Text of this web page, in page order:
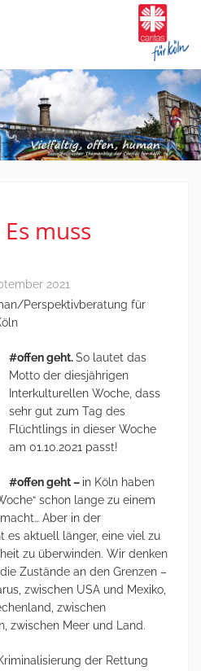
muss
2021
Perspektivberatung für
#offen geht.So lautet das
Motto der diesjährigen
Interkulturellen Woche, dass
sehr gut zum Tag des
Flüchtlings in dieser Woche
am 01.10.2021 passt!
#offen geht – in Köln haben
schon lange zu einem
Aber in der
es aktuell länger, eine viel zu
zu überwinden. Wir denken
Zustände an den Grenzen –
zwischen USA und Mexiko,
zwischen
zwischen Meer und Land.
der Rettung